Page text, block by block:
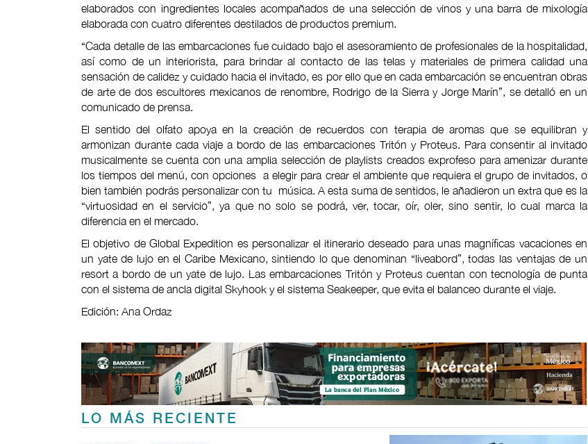
elaborados con ingredientes locales acompañados de una selección de vinos y una barra de mixología
elaborada con cuatro diferentes destilados de productos premium.
“Cada detalle de las embarcaciones fue cuidado bajo el asesoramiento de profesionales de la hospitalidad,
así como de un interiorista, para brindar al contacto de las telas y materiales de primera calidad una
sensación de calidez y cuidado hacia el invitado, es por ello que en cada embarcación se encuentran obras
de arte de dos escultores mexicanos de renombre, Rodrigo de la Sierra y Jorge Marín”, se detalló en un
comunicado de prensa.
El sentido del olfato apoya en la creación de recuerdos con terapia de aromas que se equilibran y
armonizan durante cada viaje a bordo de las embarcaciones Tritón y Proteus. Para consentir al invitado
musicalmente se cuenta con una amplia selección de playlists creados exprofeso para amenizar durante
los tiempos del menú, con opciones a elegir para crear el ambiente que requiera el grupo de invitados, o
bien también podrás personalizar con tu música. A esta suma de sentidos, le añadieron un extra que es la
“virtuosidad en el servicio”, ya que no solo se podrá, ver, tocar, oír, oler, sino sentir, lo cual marca la
diferencia en el mercado.
El objetivo de Global Expedition es personalizar el itinerario deseado para unas magníficas vacaciones en
un yate de lujo en el Caribe Mexicano, sintiendo lo que denominan “liveabord”, todas las ventajas de un
resort a bordo de un yate de lujo. Las embarcaciones Tritón y Proteus cuentan con tecnología de punta
con el sistema de ancla digital Skyhook y el sistema Seakeeper, que evita el balanceo durante el viaje.
Edición: Ana Ordaz
LO MÁS RECIENTE